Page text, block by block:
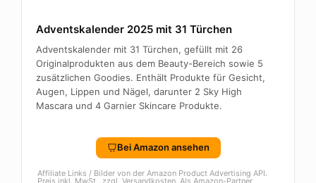
Adventskalender 2025 mit 31 Türchen
Adventskalender mit 31 Türchen, gefüllt mit 26
Originalprodukten aus dem Beauty-Bereich sowie 5
zusätzlichen Goodies. Enthält Produkte für Gesicht,
Augen, Lippen und Nägel, darunter 2 Sky High
Mascara und 4 Garnier Skincare Produkte.
Bei Amazon ansehen
Affiliate Links / Bilder von der Amazon Product Advertising API.
Preis inkl. MwSt., zzgl. Versandkosten. Als Amazon-Partner